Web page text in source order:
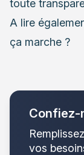
toute
A lire
ça marche ?
Confiez-
vos